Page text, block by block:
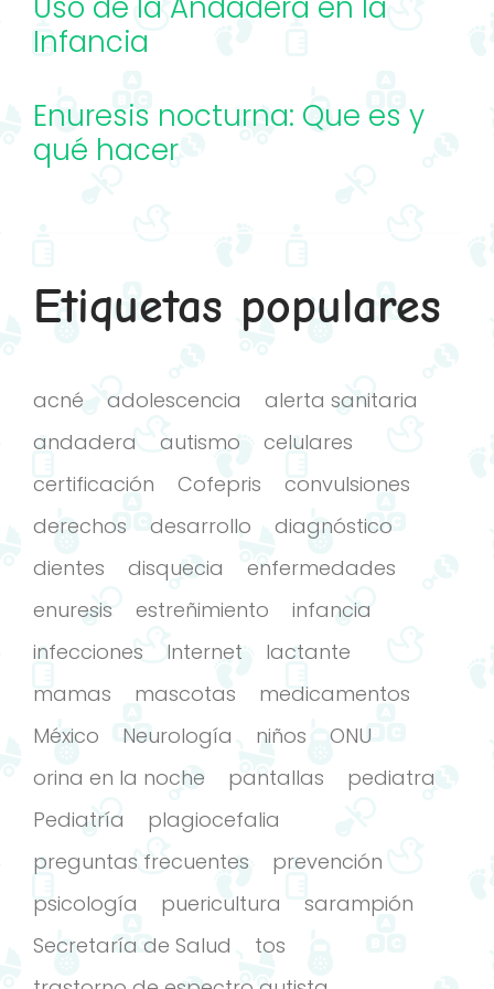
Infancia
Enuresis nocturna: Que es y
qué hacer
Etiquetas populares
acné adolescencia
alerta sanitaria
andadera
autismo
celulares
certificación
Cofepris
convulsiones
derechos
desarrollo
diagnóstico
dientes
disquecia
enfermedades
enuresis
estreñimiento
infancia
infecciones
Internet
lactante
mamas
mascotas
medicamentos
México
Neurología niños
ONU
orina en la noche
pantallas
pediatra
Pediatría
plagiocefalia
preguntas frecuentes
prevención
psicología
puericultura
sarampión
Secretaría de Salud
tos